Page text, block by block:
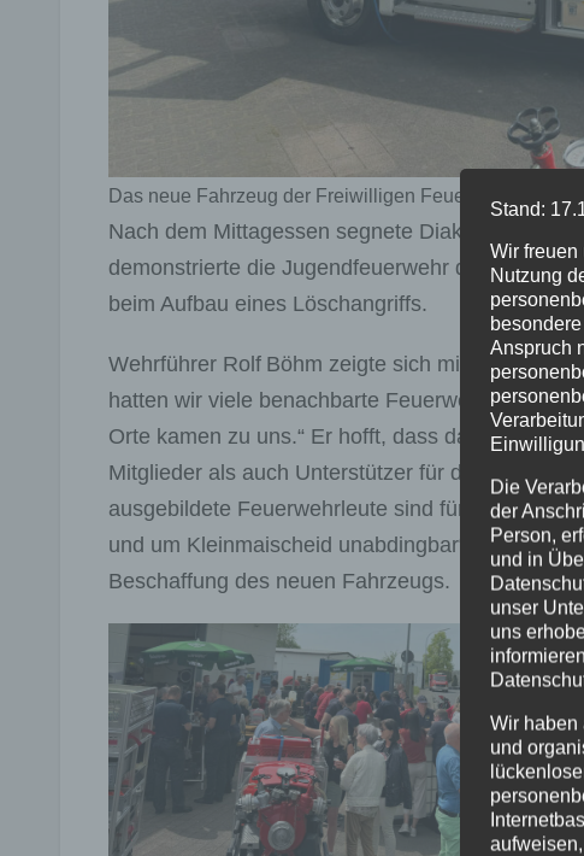
Das neue Fahrzeug der Freiwilligen Feuerwehr
Nach dem Mittagessen segnete Diakon Norbert
demonstrierte die Jugendfeuerwehr der
beim Aufbau eines Löschangriffs.
Wehrführer Rolf Böhm zeigte sich mit der
hatten wir viele benachbarte Feuerwehren zu
Orte kamen zu uns.“ Er hofft, dass das
Mitglieder als auch Unterstützer für den
ausgebildete Feuerwehrleute sind für die
und um Kleinmaischeid unabdingbar“, erklärte
Beschaffung des neuen Fahrzeugs.
Stand:
Wir freuen
Nutzung
Anspruch
Die
der
Person,
und in
unser
uns
Wir haben
und